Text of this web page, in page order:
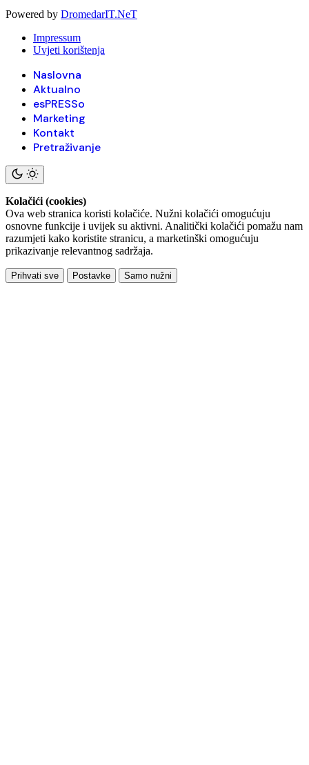
Powered by DromedarIT.NeT
Impressum
Uvjeti korištenja
Naslovna
Aktualno
esPRESSo
Marketing
Kontakt
Pretraživanje
Kolačići (cookies)
Ova web stranica koristi kolačiće. Nužni kolačići omogućuju
osnovne funkcije i uvijek su aktivni. Analitički kolačići pomažu nam
razumjeti kako koristite stranicu, a marketinški omogućuju
prikazivanje relevantnog sadržaja.
Prihvati sve Postavke Samo nužni